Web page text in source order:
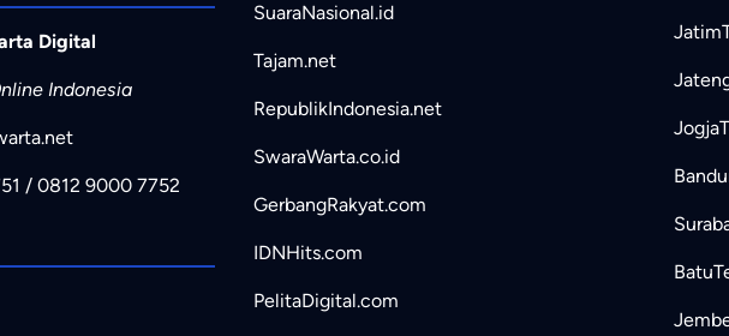
Digital
Indonesia
/ 0812 9000 7752
SuaraNasional.id
Tajam.net
RepublikIndonesia.net
SwaraWarta.co.id
GerbangRakyat.com
IDNHits.com
PelitaDigital.com